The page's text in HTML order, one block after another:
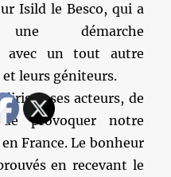
Isild le Besco, qui a
démarche
avec un tout autre
leurs géniteurs.
ses acteurs, de
provoquer notre
France. Le bonheur
en recevant le